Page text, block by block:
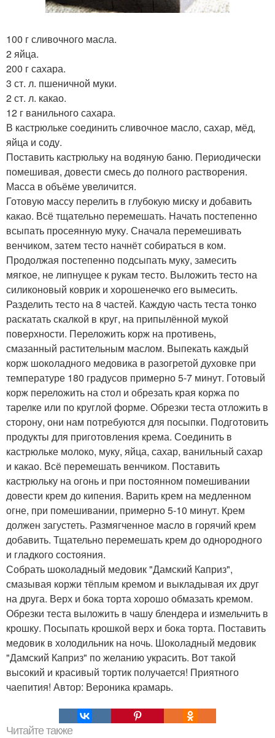
100 г сливочного масла.
2 яйца.
200 г сахара.
3 ст. л. пшеничной муки.
2 ст. л. какао.
12 г ванильного сахара.
В кастрюльке соединить сливочное масло, сахар, мёд,
яйца и соду.
Поставить кастрюльку на водяную баню. Периодически
помешивая, довести смесь до полного растворения.
Масса в объёме увеличится.
Готовую массу перелить в глубокую миску и добавить
какао. Всё тщательно перемешать. Начать постепенно
всыпать просеянную муку. Сначала перемешивать
венчиком, затем тесто начнёт собираться в ком.
Продолжая постепенно подсыпать муку, замесить
мягкое, не липнущее к рукам тесто. Выложить тесто на
силиконовый коврик и хорошенечко его вымесить.
Разделить тесто на 8 частей. Каждую часть теста тонко
раскатать скалкой в круг, на припылённой мукой
поверхности. Переложить корж на противень,
смазанный растительным маслом. Выпекать каждый
корж шоколадного медовика в разогретой духовке при
температуре 180 градусов примерно 5-7 минут. Готовый
корж переложить на стол и обрезать края коржа по
тарелке или по круглой форме. Обрезки теста отложить в
сторону, они нам потребуются для посыпки. Подготовить
продукты для приготовления крема. Соединить в
кастрюльке молоко, муку, яйца, сахар, ванильный сахар
и какао. Всё перемешать венчиком. Поставить
кастрюльку на огонь и при постоянном помешивании
довести крем до кипения. Варить крем на медленном
огне, при помешивании, примерно 5-10 минут. Крем
должен загустеть. Размягченное масло в горячий крем
добавить. Тщательно перемешать крем до однородного
и гладкого состояния.
Собрать шоколадный медовик "Дамский Каприз",
смазывая коржи тёплым кремом и выкладывая их друг
на друга. Верх и бока торта хорошо обмазать кремом.
Обрезки теста выложить в чашу блендера и измельчить в
крошку. Посыпать крошкой верх и бока торта. Поставить
медовик в холодильник на ночь. Шоколадный медовик
"Дамский Каприз" по желанию украсить. Вот такой
высокий и красивый тортик получается! Приятного
чаепития! Автор: Вероника крамарь.
Читайте также